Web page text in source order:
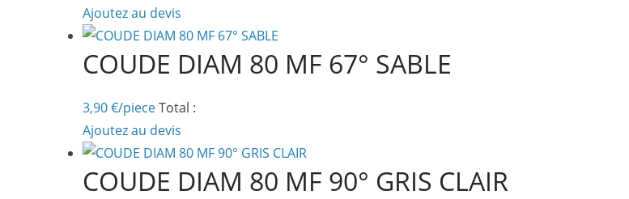
Ajoutez au devis
COUDE DIAM 80 MF 67° SABLE
3,90€/pieceTotal :
Ajoutez au devis
COUDE DIAM 80 MF 90° GRIS CLAIR